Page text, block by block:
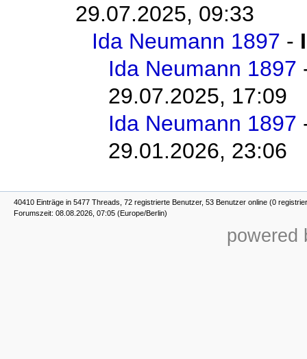
29.07.2025, 09:33
Ida Neumann 1897 -
Ida Neumann 1897
29.07.2025, 17:09
Ida Neumann 1897
29.01.2026, 23:06
40410 Einträge in 5477 Threads, 72 registrierte Benutzer, 53 Benutzer online (0
Forumszeit: 08.08.2026, 07:05 (Europe/Berlin)
powered